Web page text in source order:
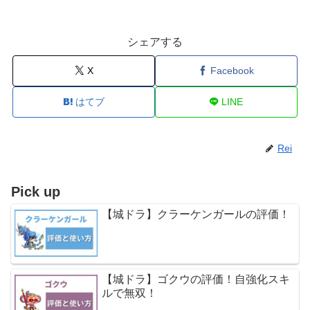
シェアする
X Facebook
はてブ LINE
Rei
Pick up
【城ドラ】クラーケンガールの評価！
【城ドラ】ゴクウの評価！自強化スキ
ルで無双！